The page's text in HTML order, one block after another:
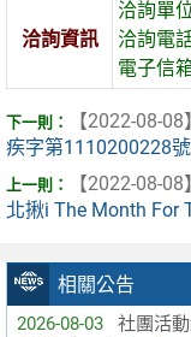
相關公告
2026-08-03 社團活
洽詢資訊
洽詢單
洽詢電
電子信
【2022-08-08】
疾字第1110200228
【2022-08-08】
北揪i The Month For